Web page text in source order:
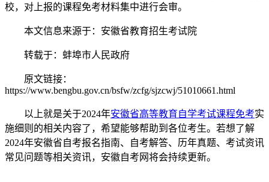
校，对上报的课程免考材料集中进行会审。
本文信息来源于：安徽省教育招生考试院
转载于：蚌埠市人民政府
原文链接：
https://www.bengbu.gov.cn/bsfw/zcfg/sjzcwj/51010661.html
以上就是关于2024年安徽省高等教育自学考试课程免考实
施细则的相关内容了，希望能够帮助到各位考生。若想了解
2024年安徽省自考报名指南、自考解答、历年真题、考试资讯
常见问题等相关资讯，安徽自考网将会持续更新。